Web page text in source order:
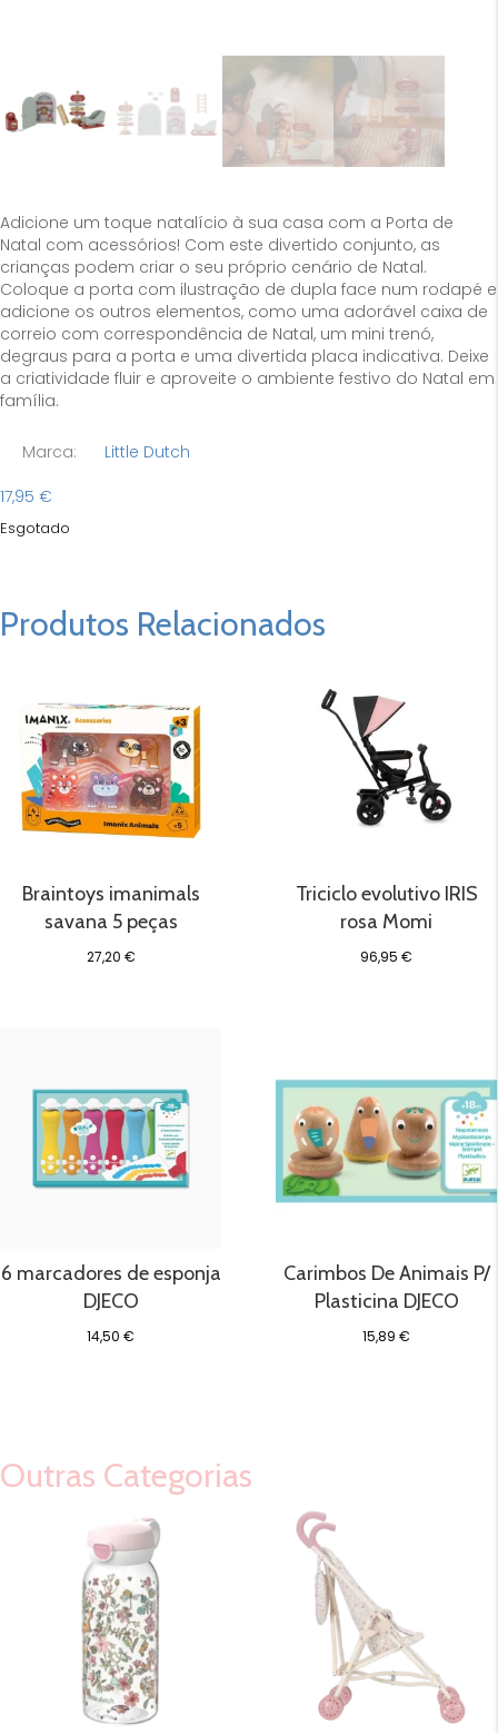
Adicione um toque natalício à sua casa com a Porta de
Natal com acessórios! Com este divertido conjunto, as
crianças podem criar o seu próprio cenário de Natal.
Coloque a porta com ilustração de dupla face num rodapé e
adicione os outros elementos, como uma adorável caixa de
correio com correspondência de Natal, um mini trenó,
degraus para a porta e uma divertida placa indicativa. Deixe
a criatividade fluir e aproveite o ambiente festivo do Natal em
família.
Marca:
Little Dutch
17,95 €
Esgotado
Produtos Relacionados
Braintoys imanimals
savana 5 peças
27,20 €
Triciclo evolutivo IRIS
rosa Momi
96,95€
6 marcadores de esponja
DJECO
14,50€
Carimbos De Animais P/
Plasticina DJECO
15,89€
Outras Categorias